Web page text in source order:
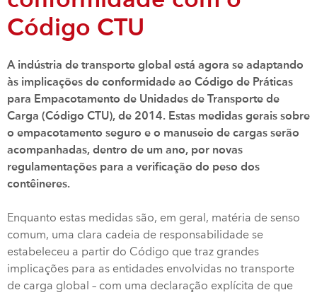
Código CTU
A indústria de transporte global está agora se adaptando
às implicações de conformidade ao Código de Práticas
para Empacotamento de Unidades de Transporte de
Carga (Código CTU), de 2014. Estas medidas gerais sobre
o empacotamento seguro e o manuseio de cargas serão
acompanhadas, dentro de um ano, por novas
regulamentações para a verificação do peso dos
contêineres.
Enquanto estas medidas são, em geral, matéria de senso
comum, uma clara cadeia de responsabilidade se
estabeleceu a partir do Código que traz grandes
implicações para as entidades envolvidas no transporte
de carga global – com uma declaração explícita de que